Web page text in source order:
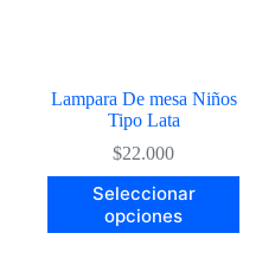
Lampara De mesa Niños
Tipo Lata
$22.000
Seleccionar
opciones
Este
producto
tiene